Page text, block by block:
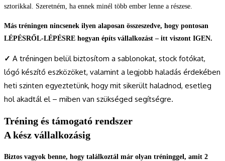
sztorikkal. Szeretném, ha ennek minél több ember lenne a részese.
Más tréningen nincsenek ilyen alaposan összeszedve, hogy pontosan
LÉPÉSRŐL-LÉPÉSRE hogyan építs vállalkozást – itt viszont IGEN.
✓ A tréningen belül biztosítom a sablonokat, stock fotókat,
lógó készítő eszközöket, valamint a legjobb haladás érdekében
heti szinten egyeztetünk, hogy mit sikerült haladnod, esetleg
hol akadtál el – miben van szükséged segítségre.
Tréning és támogató rendszer
A kész vállalkozásig
Biztos vagyok benne, hogy találkoztál már olyan tréninggel, amit 2